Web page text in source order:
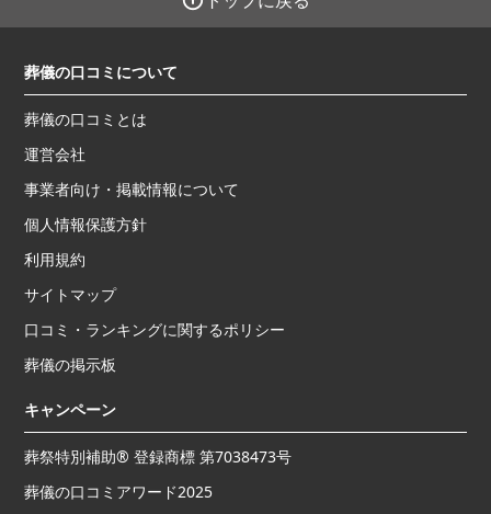
葬儀の口コミについて
葬儀の口コミとは
運営会社
事業者向け・掲載情報について
個人情報保護方針
利用規約
サイトマップ
口コミ・ランキングに関するポリシー
葬儀の掲示板
キャンペーン
葬祭特別補助® 登録商標 第7038473号
葬儀の口コミアワード2025